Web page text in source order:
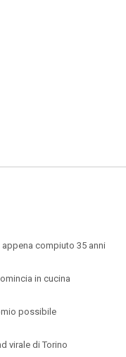
compiuto 35 anni
in cucina
possibile
virale di Torino